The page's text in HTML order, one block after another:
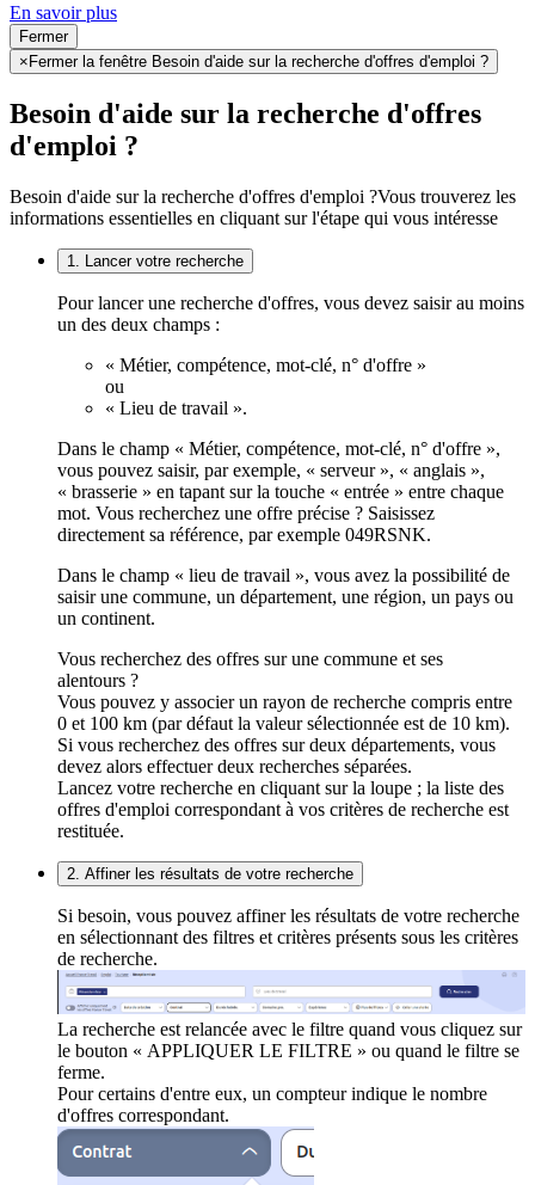
En savoir plus
Fermer
×Fermer la fenêtre Besoin d'aide sur la recherche d'offres d'emploi ?
Besoin d'aide sur la recherche d'offres
d'emploi ?
Besoin d'aide sur la recherche d'offres d'emploi ?Vous trouverez les
informations essentielles en cliquant sur l'étape qui vous intéresse
1. Lancer votre recherche
Pour lancer une recherche d'offres, vous devez saisir au moins
un des deux champs :
« Métier, compétence, mot-clé, n° d'offre »
ou
« Lieu de travail ».
Dans le champ « Métier, compétence, mot-clé, n° d'offre »,
vous pouvez saisir, par exemple, « serveur », « anglais »,
« brasserie » en tapant sur la touche « entrée » entre chaque
mot. Vous recherchez une offre précise ? Saisissez
directement sa référence, par exemple 049RSNK.
Dans le champ « lieu de travail », vous avez la possibilité de
saisir une commune, un département, une région, un pays ou
un continent.
Vous recherchez des offres sur une commune et ses
alentours ?
Vous pouvez y associer un rayon de recherche compris entre
0 et 100 km (par défaut la valeur sélectionnée est de 10 km).
Si vous recherchez des offres sur deux départements, vous
devez alors effectuer deux recherches séparées.
Lancez votre recherche en cliquant sur la loupe ; la liste des
offres d'emploi correspondant à vos critères de recherche est
restituée.
2. Affiner les résultats de votre recherche
Si besoin, vous pouvez affiner les résultats de votre recherche
en sélectionnant des filtres et critères présents sous les critères
de recherche.
La recherche est relancée avec le filtre quand vous cliquez sur
le bouton « APPLIQUER LE FILTRE » ou quand le filtre se
ferme.
Pour certains d'entre eux, un compteur indique le nombre
d'offres correspondant.